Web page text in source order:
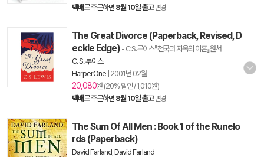
택배로 주문하면 8월 10일 출고 변경
The Great Divorce (Paperback, Revised, D
eckle Edge) - C.S.루이스『천국과 지옥의 이혼』원서
C. S. 루이스
HarperOne 2001년 02월
20,080원 (20% 할인 / 1,010원)
택배로 주문하면 8월 10일 출고 변경
The Sum Of All Men : Book 1 of the Runelo
rds (Paperback)
David Farland David Farland